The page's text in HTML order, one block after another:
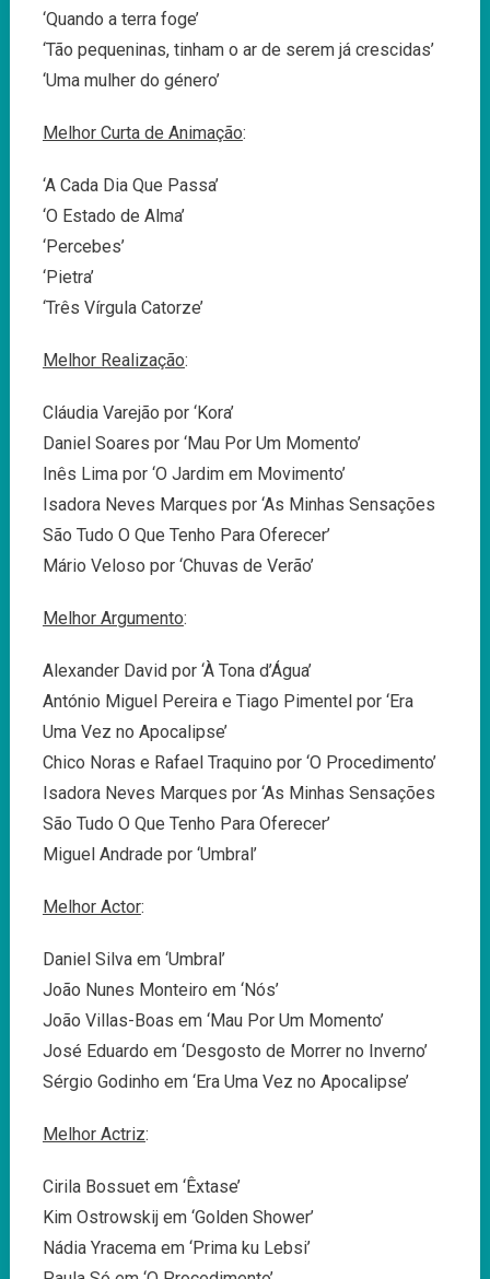
‘Quando a terra foge’
‘Tão pequeninas, tinham o ar de serem já crescidas’
‘Uma mulher do género’
Melhor Curta de Animação:
‘A Cada Dia Que Passa’
‘O Estado de Alma’
‘Percebes’
‘Pietra’
‘Três Vírgula Catorze’
Melhor Realização:
Cláudia Varejão por ‘Kora’
Daniel Soares por ‘Mau Por Um Momento’
Inês Lima por ‘O Jardim em Movimento’
Isadora Neves Marques por ‘As Minhas Sensações
São Tudo O Que Tenho Para Oferecer’
Mário Veloso por ‘Chuvas de Verão’
Melhor Argumento:
Alexander David por ‘À Tona d’Água’
António Miguel Pereira e Tiago Pimentel por ‘Era
Uma Vez no Apocalipse’
Chico Noras e Rafael Traquino por ‘O Procedimento’
Isadora Neves Marques por ‘As Minhas Sensações
São Tudo O Que Tenho Para Oferecer’
Miguel Andrade por ‘Umbral’
Melhor Actor:
Daniel Silva em ‘Umbral’
João Nunes Monteiro em ‘Nós’
João Villas-Boas em ‘Mau Por Um Momento’
José Eduardo em ‘Desgosto de Morrer no Inverno’
Sérgio Godinho em ‘Era Uma Vez no Apocalipse’
Melhor Actriz:
Cirila Bossuet em ‘Êxtase’
Kim Ostrowskij em ‘Golden Shower’
Nádia Yracema em ‘Prima ku Lebsi’